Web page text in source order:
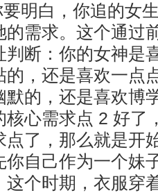
明白，你追的女
需求。这个通过
断：你的女神是
，还是喜欢一点
默的，还是喜欢博
核心需求点 2 好了
了，那么就是开
自己作为一个妹
个时期，衣服穿